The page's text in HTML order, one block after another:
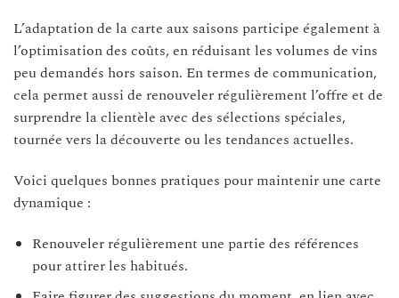
L’adaptation de la carte aux saisons participe également à
l’optimisation des coûts, en réduisant les volumes de vins
peu demandés hors saison. En termes de communication,
cela permet aussi de renouveler régulièrement l’offre et de
surprendre la clientèle avec des sélections spéciales,
tournée vers la découverte ou les tendances actuelles.
Voici quelques bonnes pratiques pour maintenir une carte
dynamique :
Renouveler régulièrement une partie des références
pour attirer les habitués.